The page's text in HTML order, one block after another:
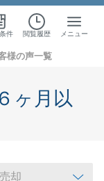
件 閲覧履歴 メニュー
様の声一覧
ヶ月以